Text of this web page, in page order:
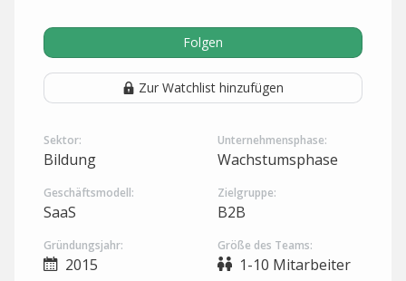
Folgen
Zur Watchlist hinzufügen
Sektor:
Bildung
Unternehmensphase:
Wachstumsphase
Geschäftsmodell:
SaaS
Zielgruppe:
B2B
Gründungsjahr:
2015
Größe des Teams:
1-10 Mitarbeiter